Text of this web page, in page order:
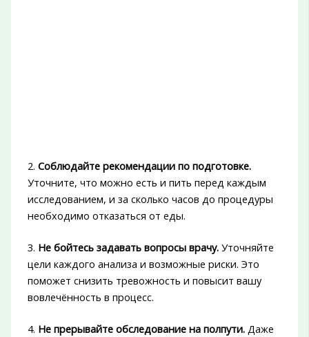
2. Соблюдайте рекомендации по подготовке.
Уточните, что можно есть и пить перед каждым
исследованием, и за сколько часов до процедуры
необходимо отказаться от еды.
3. Не бойтесь задавать вопросы врачу.Уточняйте
цели каждого анализа и возможные риски. Это
поможет снизить тревожность и повысит вашу
вовлечённость в процесс.
4. Не прерывайте обследование на полпути.Даже